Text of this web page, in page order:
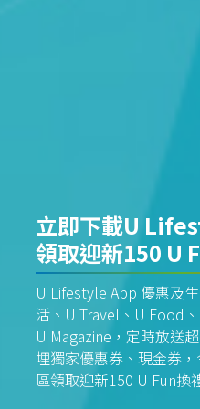
立即下載U
領取迎新150 U
U Lifestyle App 優惠及
活、U Travel、U Food
U Magazine，定時放送
埋獨家優惠券、現金券
區領取迎新150 U Fun換